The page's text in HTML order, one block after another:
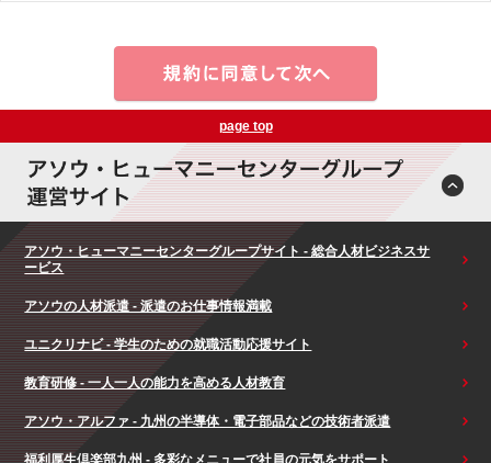
page top
アソウ・ヒューマニーセンターグループサイト - 総合人材ビジネスサ
ービス
アソウの人材派遣 - 派遣のお仕事情報満載
ユニクリナビ - 学生のための就職活動応援サイト
教育研修 - 一人一人の能力を高める人材教育
アソウ・アルファ - 九州の半導体・電子部品などの技術者派遣
福利厚生倶楽部九州 - 多彩なメニューで社員の元気をサポート